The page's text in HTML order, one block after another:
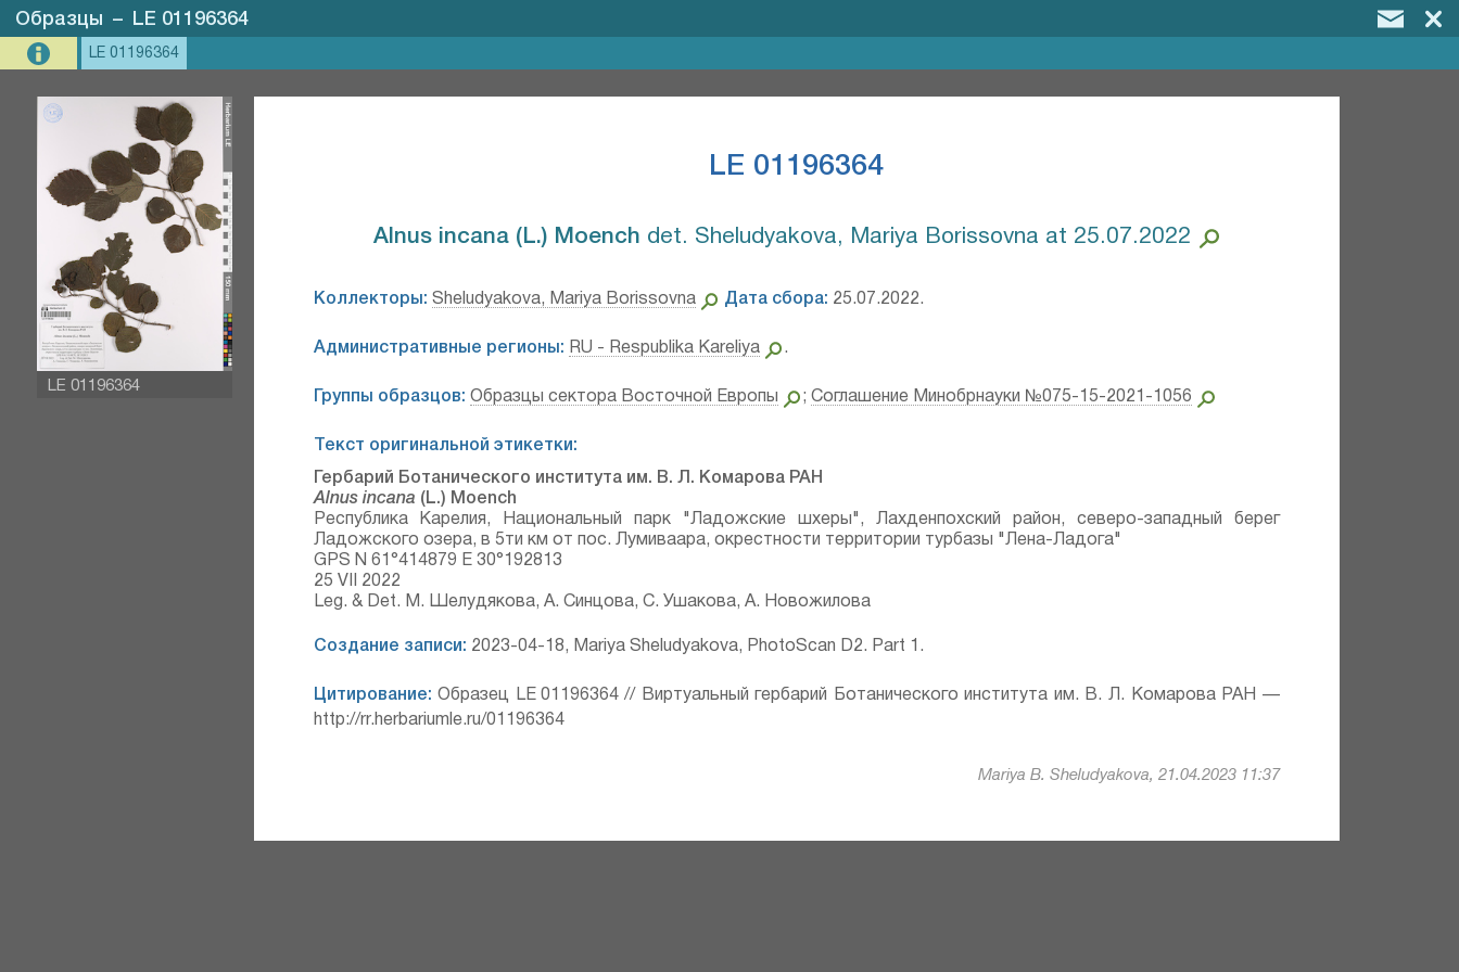
Образцы – LE 01196364
LE 01196364
LE 01196364
LE 01196364
Alnus incana (L.) Moench⁣ det. Sheludyakova, Mariya Borissovna at 25.07.2022
Коллекторы: Sheludyakova, Mariya Borissovna Дата сбора: 25.07.2022.
Административные регионы: RU - Respublika Kareliya .
Группы образцов: Образцы сектора Восточной Европы ;Соглашение Минобрнауки №075-15-2021-1056
Текст оригинальной этикетки:
Гербарий Ботанического института им. В. Л. Комарова РАН
Alnus incana (L.) Moench⁣
Республика Карелия, Национальный парк "Ладожские шхеры", Лахденпохский район, северо-западный берег
Ладожского озера, в 5ти км от пос. Лумиваара, окрестности территории турбазы "Лена-Ладога"
GPS N 61°414879 E 30°192813
25 VII 2022
Leg. & Det. М. Шелудякова, А. Синцова, С. Ушакова, А. Новожилова
Создание записи: 2023-04-18, Mariya Sheludyakova, PhotoScan D2. Part 1.
Цитирование: Образец LE 01196364 // Виртуальный гербарий Ботанического института им. В. Л. Комарова РАН —
http://rr.herbariumle.ru/01196364
Mariya B. Sheludyakova, 21.04.2023 11:37